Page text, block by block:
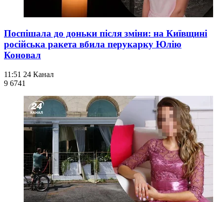
Поспішала до доньки після зміни: на Київщині
російська ракета вбила перукарку Юлію
Коновал
11:51 24 Канал
9 6741